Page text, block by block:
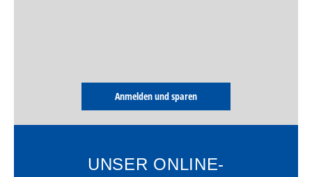
Anmelden und sparen
UNSER ONLINE-